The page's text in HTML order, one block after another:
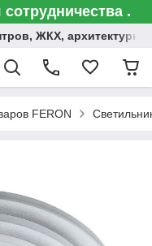
.
ЖКХ,
FERON